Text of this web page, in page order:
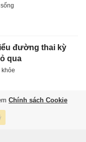
đường thai kỳ
qua
khỏe
vết tài xế xe tải
đường trong đêm
Chính sách Cookie